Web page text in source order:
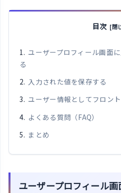
目次
ユーザープロフィール画面
る
入力された値を保存する
ユーザー情報としてフロン
よくある質問（FAQ）
まとめ
ユーザープロフィール